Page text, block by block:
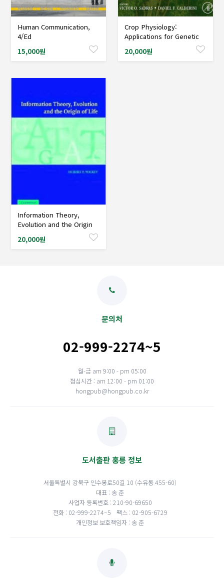
샘플도서신청
Human Communication,
4/Ed
15,000원
샘플도서신청
Crop Physiology:
Applications for Genetic
Agronomy
20,000원
샘플도서신청
Information Theory,
Evolution and the Origin
20,000원
문의처
02-999-2274~5
월-금 am 9:00 - pm 05:00
점심시간 : am 12:00 - pm 01:00
hongpub@hongpub.co.kr
도서출판 홍릉 정보
서울특별시 강북구 인수봉로50길 10 (수유동 455-60)
대표 : 송 준
사업자 등록번호 : 210-90-69650
전화 : 02-999-2274~5
팩스 : 02-905-6729
개인정보 보호책임자 : 송 준